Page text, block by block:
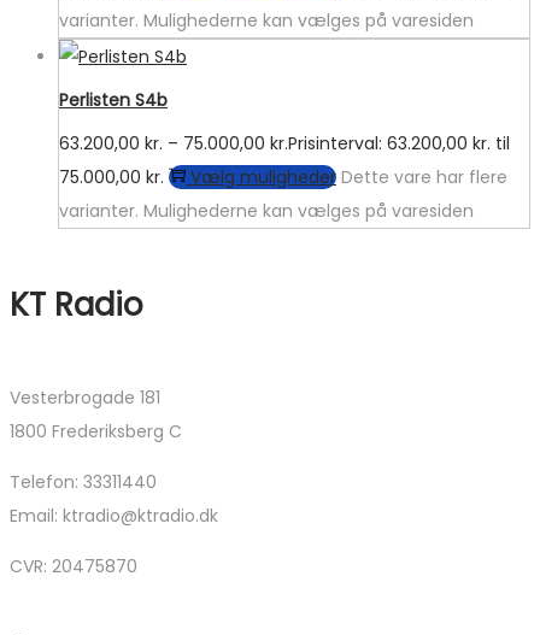
varianter. Mulighederne kan vælges på varesiden
Perlisten S4b
63.200,00 kr. – 75.000,00 kr.Prisinterval: 63.200,00 kr. til
75.000,00 kr.
Vælg muligheder Dette vare har flere
varianter. Mulighederne kan vælges på varesiden
KT Radio
Vesterbrogade 181
1800 Frederiksberg C
Telefon: 33311440
Email: ktradio@ktradio.dk
CVR: 20475870